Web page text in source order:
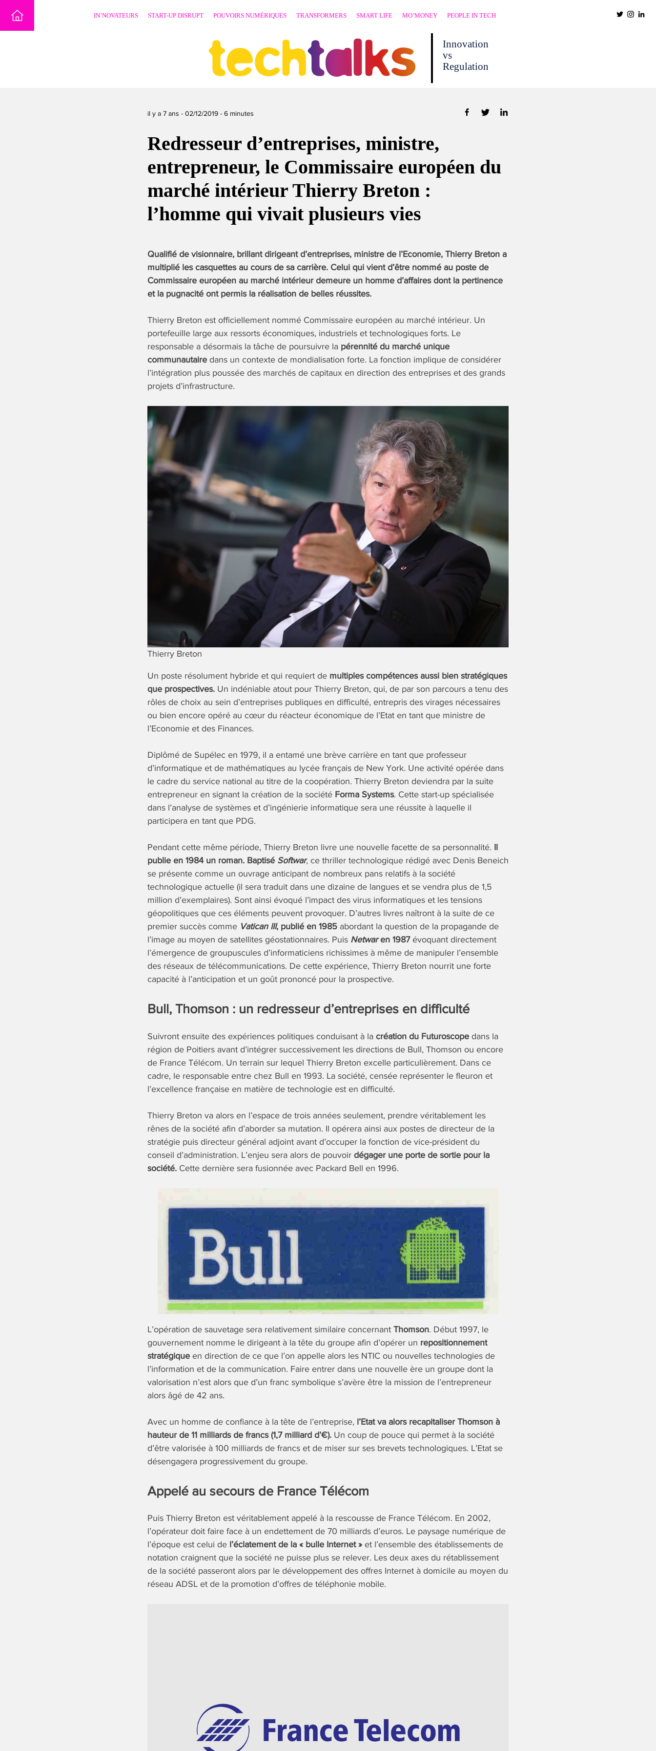
IN’NOVATEURS START-UP DISRUPT POUVOIRS NUMÉRIQUES TRANSFORMERS SMART LIFE MO’MONEY PEOPLE IN TECH
techtalks
Innovation
vs
Regulation
il y a 7 ans - 02/12/2019 - 6 minutes
Redresseur d’entreprises, ministre,
entrepreneur, le Commissaire européen du
marché intérieur Thierry Breton :
l’homme qui vivait plusieurs vies
Qualifié de visionnaire, brillant dirigeant d’entreprises, ministre de l’Economie, Thierry Breton a
multiplié les casquettes au cours de sa carrière. Celui qui vient d’être nommé au poste de
Commissaire européen au marché intérieur demeure un homme d’affaires dont la pertinence
et la pugnacité ont permis la réalisation de belles réussites.
Thierry Breton est officiellement nommé Commissaire européen au marché intérieur. Un
portefeuille large aux ressorts économiques, industriels et technologiques forts. Le
responsable a désormais la tâche de poursuivre la pérennité du marché unique
communautaire dans un contexte de mondialisation forte. La fonction implique de considérer
l’intégration plus poussée des marchés de capitaux en direction des entreprises et des grands
projets d’infrastructure.
Thierry Breton
Un poste résolument hybride et qui requiert de multiples compétences aussi bien stratégiques
que prospectives. Un indéniable atout pour Thierry Breton, qui, de par son parcours a tenu des
rôles de choix au sein d’entreprises publiques en difficulté, entrepris des virages nécessaires
ou bien encore opéré au cœur du réacteur économique de l’Etat en tant que ministre de
l’Economie et des Finances.
Diplômé de Supélec en 1979, il a entamé une brève carrière en tant que professeur
d’informatique et de mathématiques au lycée français de New York. Une activité opérée dans
le cadre du service national au titre de la coopération. Thierry Breton deviendra par la suite
entrepreneur en signant la création de la société Forma Systems. Cette start-up spécialisée
dans l’analyse de systèmes et d’ingénierie informatique sera une réussite à laquelle il
participera en tant que PDG.
Pendant cette même période, Thierry Breton livre une nouvelle facette de sa personnalité. Il
publie en 1984 un roman. Baptisé Softwar, ce thriller technologique rédigé avec Denis Beneich
se présente comme un ouvrage anticipant de nombreux pans relatifs à la société
technologique actuelle (il sera traduit dans une dizaine de langues et se vendra plus de 1,5
million d’exemplaires). Sont ainsi évoqué l’impact des virus informatiques et les tensions
géopolitiques que ces éléments peuvent provoquer. D’autres livres naîtront à la suite de ce
premier succès comme Vatican III, publié en 1985 abordant la question de la propagande de
l’image au moyen de satellites géostationnaires. Puis Netwaren 1987évoquant directement
l’émergence de groupuscules d’informaticiens richissimes à même de manipuler l’ensemble
des réseaux de télécommunications. De cette expérience, Thierry Breton nourrit une forte
capacité à l’anticipation et un goût prononcé pour la prospective.
Bull, Thomson : un redresseur d’entreprises en difficulté
Suivront ensuite des expériences politiques conduisant à la création du Futuroscope dans la
région de Poitiers avant d’intégrer successivement les directions de Bull, Thomson ou encore
de France Télécom. Un terrain sur lequel Thierry Breton excelle particulièrement. Dans ce
cadre, le responsable entre chez Bull en 1993. La société, censée représenter le fleuron et
l’excellence française en matière de technologie est en difficulté.
Thierry Breton va alors en l’espace de trois années seulement, prendre véritablement les
rênes de la société afin d’aborder sa mutation. Il opérera ainsi aux postes de directeur de la
stratégie puis directeur général adjoint avant d’occuper la fonction de vice-président du
conseil d’administration. L’enjeu sera alors de pouvoir dégager une porte de sortie pour la
société. Cette dernière sera fusionnée avec Packard Bell en 1996.
L’opération de sauvetage sera relativement similaire concernant Thomson. Début 1997, le
gouvernement nomme le dirigeant à la tête du groupe afin d’opérer un repositionnement
stratégique en direction de ce que l’on appelle alors les NTIC ou nouvelles technologies de
l’information et de la communication. Faire entrer dans une nouvelle ère un groupe dont la
valorisation n’est alors que d’un franc symbolique s’avère être la mission de l’entrepreneur
alors âgé de 42 ans.
Avec un homme de confiance à la tête de l’entreprise, l’Etat va alors recapitaliser Thomson à
hauteur de 11 milliards de francs (1,7 milliard d’€). Un coup de pouce qui permet à la société
d’être valorisée à 100 milliards de francs et de miser sur ses brevets technologiques. L’Etat se
désengagera progressivement du groupe.
Appelé au secours de France Télécom
Puis Thierry Breton est véritablement appelé à la rescousse de France Télécom. En 2002,
l’opérateur doit faire face à un endettement de 70 milliards d’euros. Le paysage numérique de
l’époque est celui de l’éclatement de la « bulle Internet » et l’ensemble des établissements de
notation craignent que la société ne puisse plus se relever. Les deux axes du rétablissement
de la société passeront alors par le développement des offres Internet à domicile au moyen du
réseau ADSL et de la promotion d’offres de téléphonie mobile.